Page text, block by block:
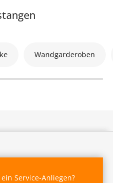
Wandgarderoben
Service-Anliegen?